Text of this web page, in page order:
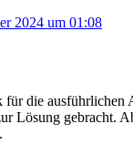
2024 um 01:08
für die ausführlichen
Lösung gebracht.